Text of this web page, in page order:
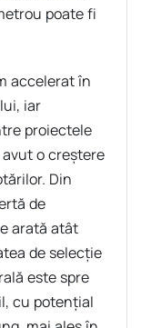
poate fi
accelerat în
iar
proiectele
o creştere
Din
de
arată atât
de selecţie
este spre
cu potenţial